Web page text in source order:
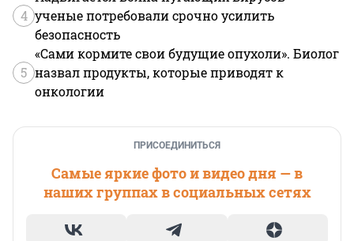
4 ученые потребовали срочно усилить
безопасность
5
«Сами кормите свои будущие опухоли». Биолог
назвал продукты, которые приводят к
онкологии
ПРИСОЕДИНИТЬСЯ
Самые яркие фото и видео дня — в
наших группах в социальных сетях